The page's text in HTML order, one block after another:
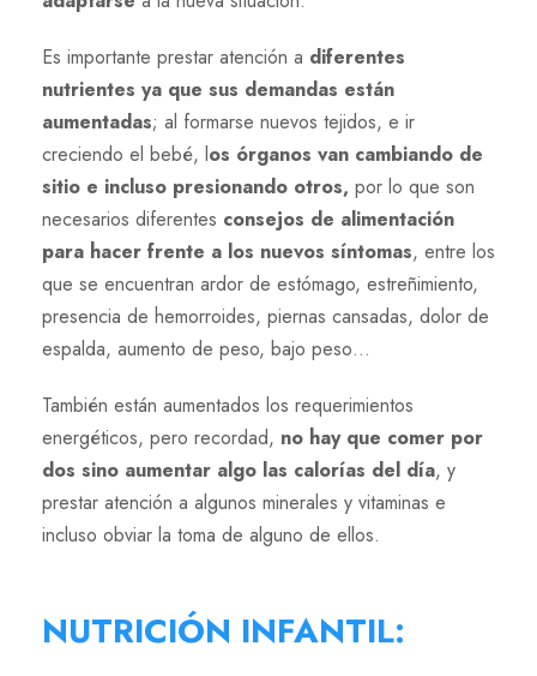
Es importante prestar atención a diferentes
nutrientes ya que sus demandas están
aumentadas; al formarse nuevos tejidos, e ir
creciendo el bebé, los órganos van cambiando de
sitio e incluso presionando otros, por lo que son
necesarios diferentes consejos de alimentación
para hacer frente a los nuevos síntomas, entre los
que se encuentran ardor de estómago, estreñimiento,
presencia de hemorroides, piernas cansadas, dolor de
espalda, aumento de peso, bajo peso…
También están aumentados los requerimientos
energéticos, pero recordad, no hay que comer por
dos sino aumentar algo las calorías del día, y
prestar atención a algunos minerales y vitaminas e
incluso obviar la toma de alguno de ellos.
NUTRICIÓN INFANTIL: